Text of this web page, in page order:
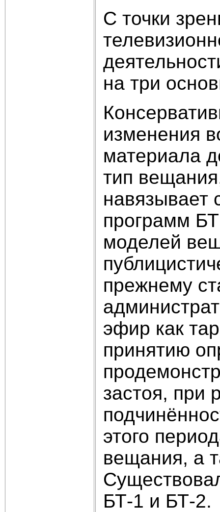
С точки
на три
изменения
материала
тип
навязывает
программ
моделей
прежнему
эфир как
принятию
застоя, при
этого
вещания, а
БТ-1 и БТ-2.